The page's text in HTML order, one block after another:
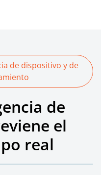
de dispositivo y de
de
el
real